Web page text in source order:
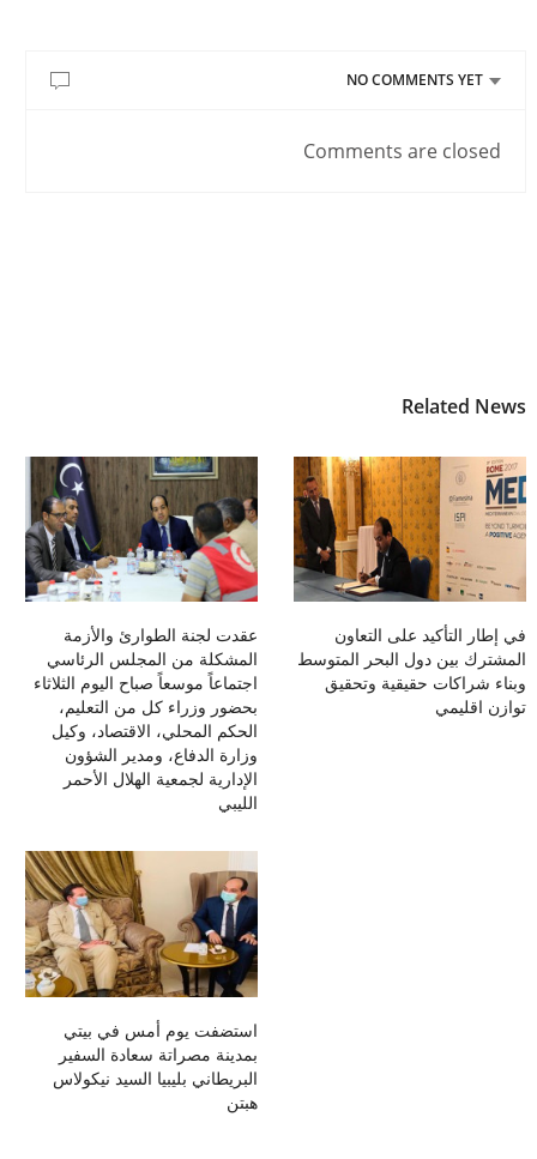
NO COMMENTS YET
Comments are closed
Related News
عقدت لجنة الطوارئ والأزمة
المشكلة من المجلس الرئاسي
اجتماعاً موسعاً صباح اليوم الثلاثاء
بحضور وزراء كل من التعليم،
الحكم المحلي، الاقتصاد، وكيل
وزارة الدفاع، ومدير الشؤون
الإدارية لجمعية الهلال الأحمر
الليبي
في إطار التأكيد على التعاون
المشترك بين دول البحر المتوسط
وبناء شراكات حقيقية وتحقيق
توازن اقليمي
استضفت يوم أمس في بيتي
بمدينة مصراتة سعادة السفير
البريطاني بليبيا السيد نيكولاس
هبتن